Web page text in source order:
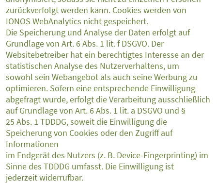
zurückverfolgt werden kann. Cookies werden von
IONOS WebAnalytics nicht gespeichert.
Die Speicherung und Analyse der Daten erfolgt auf
Grundlage von Art. 6 Abs. 1 lit. f DSGVO. Der
Websitebetreiber hat ein berechtigtes Interesse an der
statistischen Analyse des Nutzerverhaltens, um
sowohl sein Webangebot als auch seine Werbung zu
optimieren. Sofern eine entsprechende Einwilligung
abgefragt wurde, erfolgt die Verarbeitung ausschließlich
auf Grundlage von Art. 6 Abs. 1 lit. a DSGVO und §
25 Abs. 1 TDDDG, soweit die Einwilligung die
Speicherung von Cookies oder den Zugriff auf
Informationen
im Endgerät des Nutzers (z. B. Device-Fingerprinting) im
Sinne des TDDDG umfasst. Die Einwilligung ist
jederzeit widerrufbar.